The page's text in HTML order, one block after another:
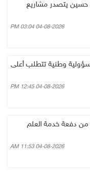
يتصدر مشاريع
04-08-2026 03:04 PM
وطنية تتطلب أعلى
04-08-2026 12:45 PM
الجيش يدعو مواليد 2007 من دفعة خدمة العلم
04-08-2026 11:53 AM